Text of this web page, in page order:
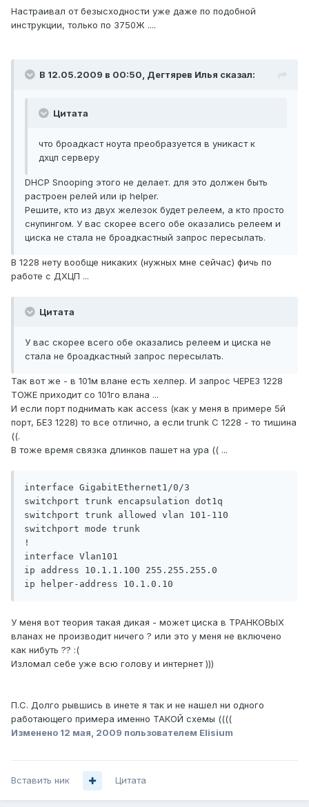
Настраивал от безысходности уже даже по подобной
инструкции, только по 3750Ж ....
В 12.05.2009 в 00:50, Дегтярев Илья сказал:
Цитата
что броадкаст ноута преобразуется в уникаст к
дхцп серверу
DHCP Snooping этого не делает. для это должен быть
растроен релей или ip helper.
Решите, кто из двух железок будет релеем, а кто просто
снупингом. У вас скорее всего обе оказались релеем и
циска не стала не броадкастный запрос пересылать.
В 1228 нету вообще никаких (нужных мне сейчас) фичь по
работе с ДХЦП ...
Цитата
У вас скорее всего обе оказались релеем и циска не
стала не броадкастный запрос пересылать.
Так вот же - в 101м влане есть хелпер. И запрос ЧЕРЕЗ 1228
ТОЖЕ приходит со 101го влана ...
И если порт поднимать как access (как у меня в примере 5й
порт, БЕЗ 1228) то все отлично, а если trunk С 1228 - то тишина
((.
В тоже время связка длинков пашет на ура (( ...
interface GigabitEthernet1/0/3
switchport trunk encapsulation dot1q
switchport trunk allowed vlan 101-110
switchport mode trunk
!
interface Vlan101
ip address 10.1.1.100 255.255.255.0
ip helper-address 10.1.0.10
У меня вот теория такая дикая - может циска в ТРАНКОВЫХ
вланах не производит ничего ? или это у меня не включено
как нибуть ?? :(
Изломал себе уже всю голову и интернет )))
П.С. Долго рывшись в инете я так и не нашел ни одного
работающего примера именно ТАКОЙ схемы ((((
Изменено 12 мая, 2009 пользователем Elisium
Вставить ник Цитата